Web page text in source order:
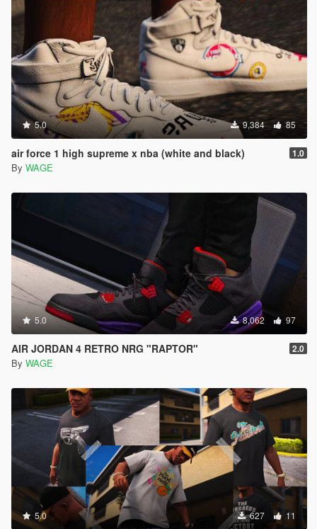
5.0 9,384 85
air force 1 high supreme x nba (white and black) 1.0
By WAGE
5.0 8,062 97
AIR JORDAN 4 RETRO NRG "RAPTOR" 2.0
By WAGE
5.0 627 11